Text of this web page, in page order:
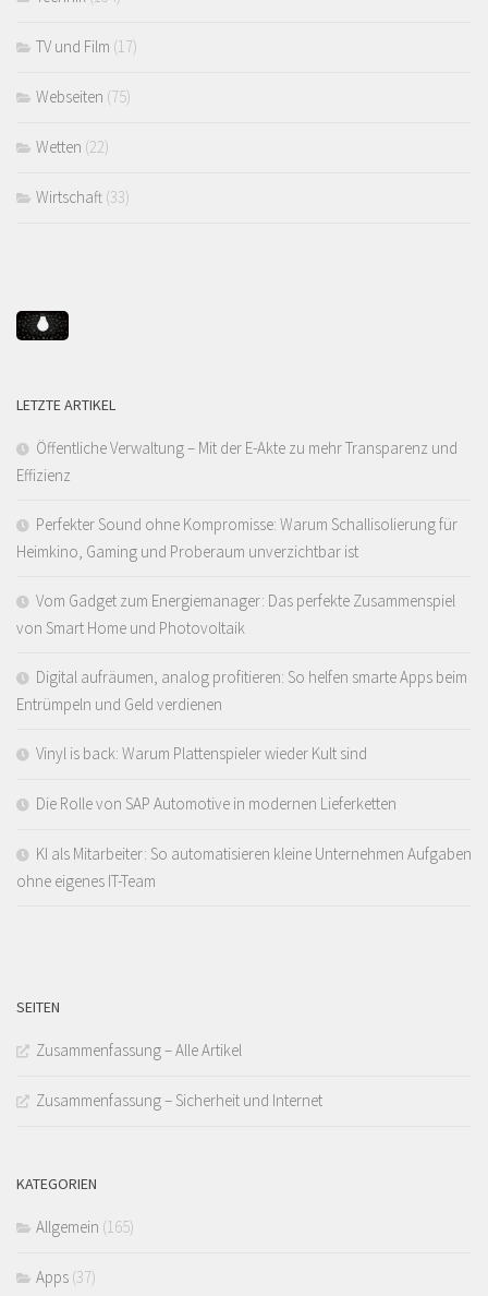
TV und Film (17)
Webseiten (75)
Wetten (22)
Wirtschaft (33)
LETZTE ARTIKEL
Öffentliche Verwaltung – Mit der E-Akte zu mehr Transparenz und
Effizienz
Perfekter Sound ohne Kompromisse: Warum Schallisolierung für
Heimkino, Gaming und Proberaum unverzichtbar ist
Vom Gadget zum Energiemanager: Das perfekte Zusammenspiel
von Smart Home und Photovoltaik
Digital aufräumen, analog profitieren: So helfen smarte Apps beim
Entrümpeln und Geld verdienen
Vinyl is back: Warum Plattenspieler wieder Kult sind
Die Rolle von SAP Automotive in modernen Lieferketten
KI als Mitarbeiter: So automatisieren kleine Unternehmen Aufgaben
ohne eigenes IT-Team
SEITEN
Zusammenfassung – Alle Artikel
Zusammenfassung – Sicherheit und Internet
KATEGORIEN
Allgemein (165)
Apps (37)